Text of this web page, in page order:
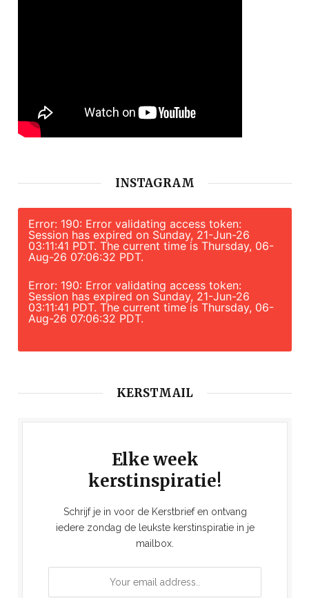
INSTAGRAM
Error: 190: Error validating access token:
Session has expired on Sunday, 21-Jun-26
03:11:41 PDT. The current time is Thursday, 06-
Aug-26 07:06:32 PDT.
Error: 190: Error validating access token:
Session has expired on Sunday, 21-Jun-26
03:11:41 PDT. The current time is Thursday, 06-
Aug-26 07:06:32 PDT.
KERSTMAIL
Elke week
kerstinspiratie!
Schrijf je in voor de Kerstbrief en ontvang
iedere zondag de leukste kerstinspiratie in je
mailbox.